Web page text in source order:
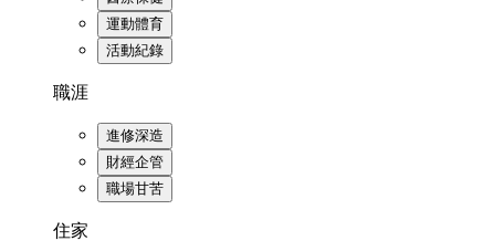
運動體育
活動紀錄
職涯
進修深造
財經企管
職場甘苦
住家